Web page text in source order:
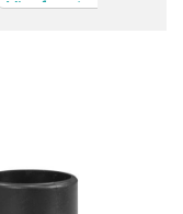
Microfoonstan